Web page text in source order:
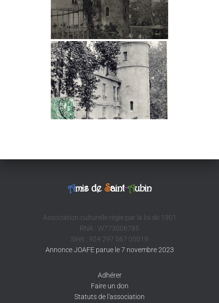
Amis de Saint-Aubin
Association culturelle régie par la loi de 1901
RNA : W773006785
Siret : 924 297 567 00019
Annonce JOAFE parue le 7 novembre 2023
Adhérer
Faire un don
Statuts de l'association